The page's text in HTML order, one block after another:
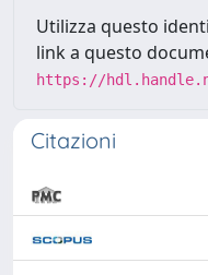
Utilizza questo
link a questo
https://
Citazioni